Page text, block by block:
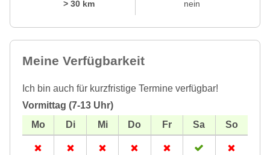
> 30 km nein
Meine Verfügbarkeit
Ich bin auch für kurzfristige Termine verfügbar!
Vormittag (7-13 Uhr)